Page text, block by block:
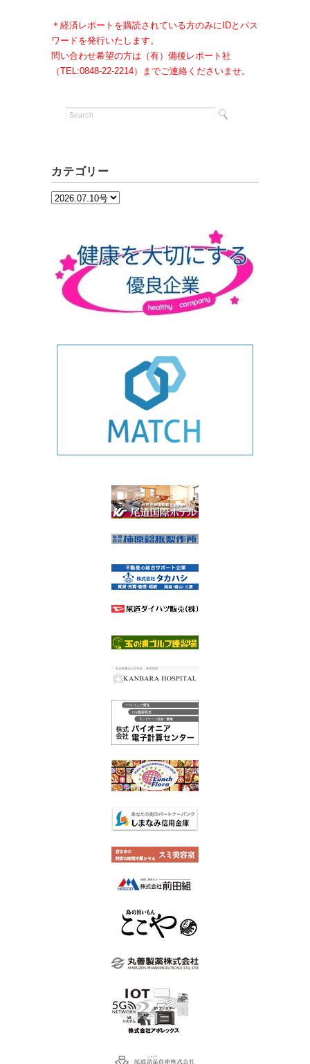
＊経済レポートを購読されている方のみにIDとパス
ワードを発行いたします。
問い合わせ希望の方は（有）備後レポート社
（TEL:0848-22-2214）までご連絡くださいませ。
カテゴリー
カ